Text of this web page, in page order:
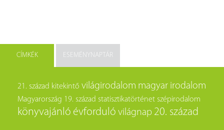
CÍMKÉK ESEMÉNYNAPTÁR
21. század kitekintő világirodalom magyar irodalom
Magyarország 19. század statisztikatörténet szépirodalom
könyvajánló évforduló világnap 20. század